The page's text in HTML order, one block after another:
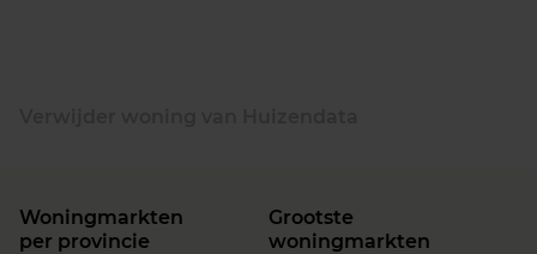
Woningmarkten
per provincie
Grootste
woningmarkten